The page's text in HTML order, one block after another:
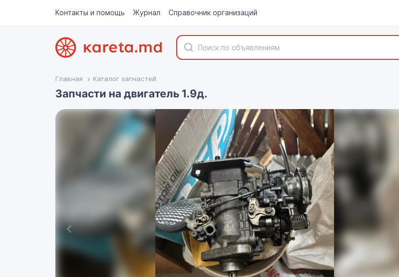
Контакты и помощь Журнал Справочник организаций
Главная Каталог запчастей
Запчасти на двигатель 1.9д.